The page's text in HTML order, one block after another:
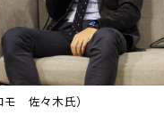
モ 佐々木氏）